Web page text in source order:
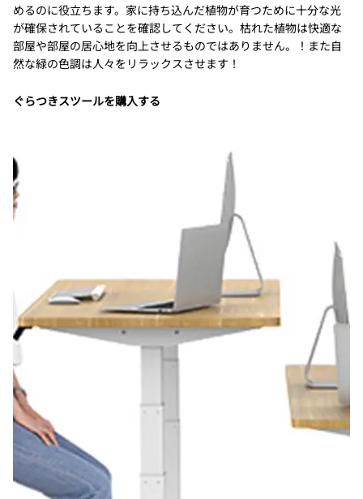
めるのに役立ちます。家に持ち込んだ植物が育つために十分な光
が確保されていることを確認してください。枯れた植物は快適な
部屋や部屋の居心地を向上させるものではありません。！また自
然な緑の色調は人々をリラックスさせます！
ぐらつきスツールを購入する